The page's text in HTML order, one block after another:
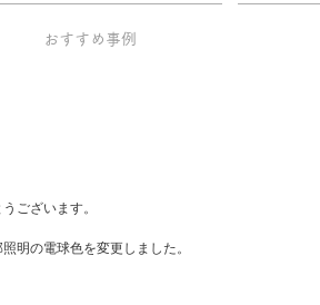
おすすめ事例
ございます。
明の電球色を変更しました。